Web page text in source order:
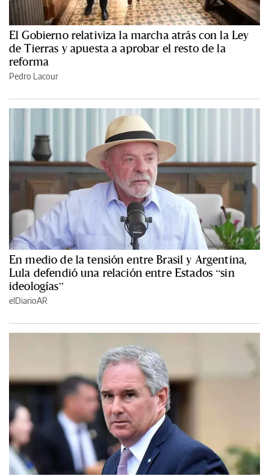
El Gobierno relativiza la marcha atrás con la Ley
de Tierras y apuesta a aprobar el resto de la
reforma
Pedro Lacour
En medio de la tensión entre Brasil y Argentina,
Lula defendió una relación entre Estados “sin
ideologías”
elDiarioAR